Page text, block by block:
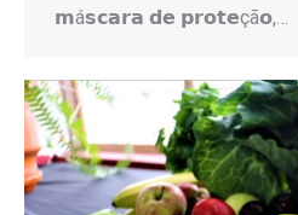
𝗺á𝘀𝗰𝗮𝗿𝗮 𝗱𝗲 𝗽𝗿𝗼𝘁𝗲çã𝗼,…